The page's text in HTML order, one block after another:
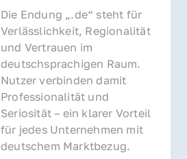
Die Endung „.de“ steht für
Verlässlichkeit, Regionalität
und Vertrauen im
deutschsprachigen Raum.
Nutzer verbinden damit
Professionalität und
Seriosität – ein klarer Vorteil
für jedes Unternehmen mit
deutschem Marktbezug.